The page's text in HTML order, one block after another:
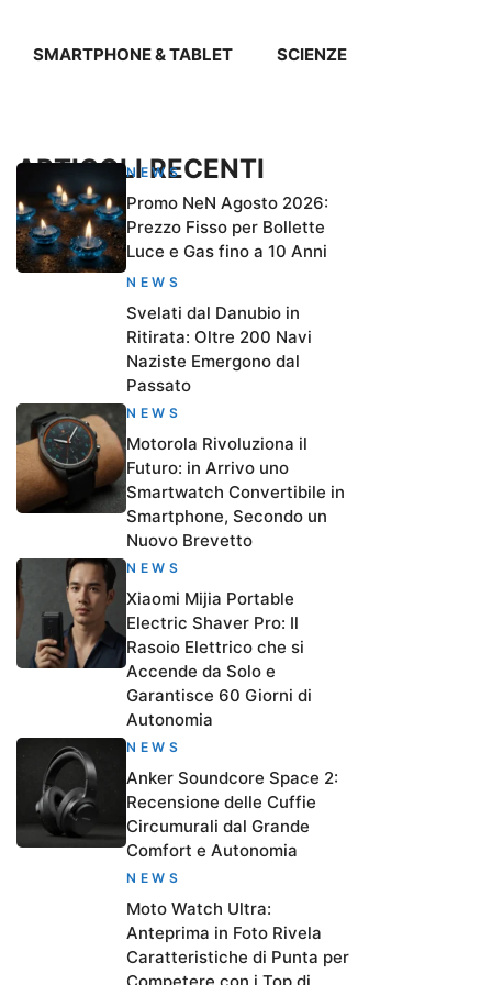
SMARTPHONE & TABLET SCIENZE
ARTICOLI RECENTI
NEWS
Promo NeN Agosto 2026:
Prezzo Fisso per Bollette
Luce e Gas fino a 10 Anni
NEWS
Svelati dal Danubio in
Ritirata: Oltre 200 Navi
Naziste Emergono dal
Passato
NEWS
Motorola Rivoluziona il
Futuro: in Arrivo uno
Smartwatch Convertibile in
Smartphone, Secondo un
Nuovo Brevetto
NEWS
Xiaomi Mijia Portable
Electric Shaver Pro: Il
Rasoio Elettrico che si
Accende da Solo e
Garantisce 60 Giorni di
Autonomia
NEWS
Anker Soundcore Space 2:
Recensione delle Cuffie
Circumurali dal Grande
Comfort e Autonomia
NEWS
Moto Watch Ultra:
Anteprima in Foto Rivela
Caratteristiche di Punta per